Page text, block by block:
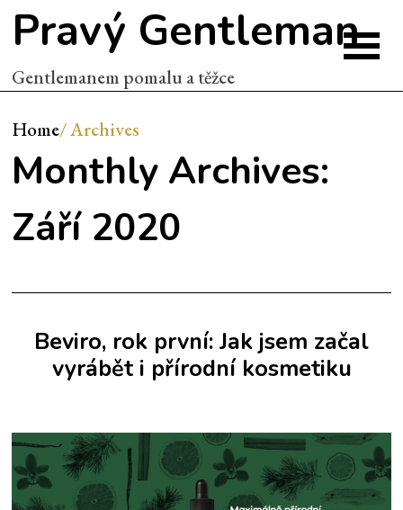
Pravý Gentleman
Gentlemanem pomalu a těžce
Home/Archives
Monthly Archives:
Září 2020
Beviro, rok první: Jak jsem začal
vyrábět i přírodní kosmetiku